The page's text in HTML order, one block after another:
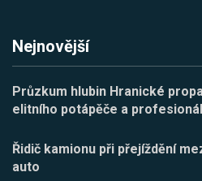
Nejnovější
Průzkum hlubin Hranické
elitního potápěče a
Řidič kamionu při přejíždění
auto